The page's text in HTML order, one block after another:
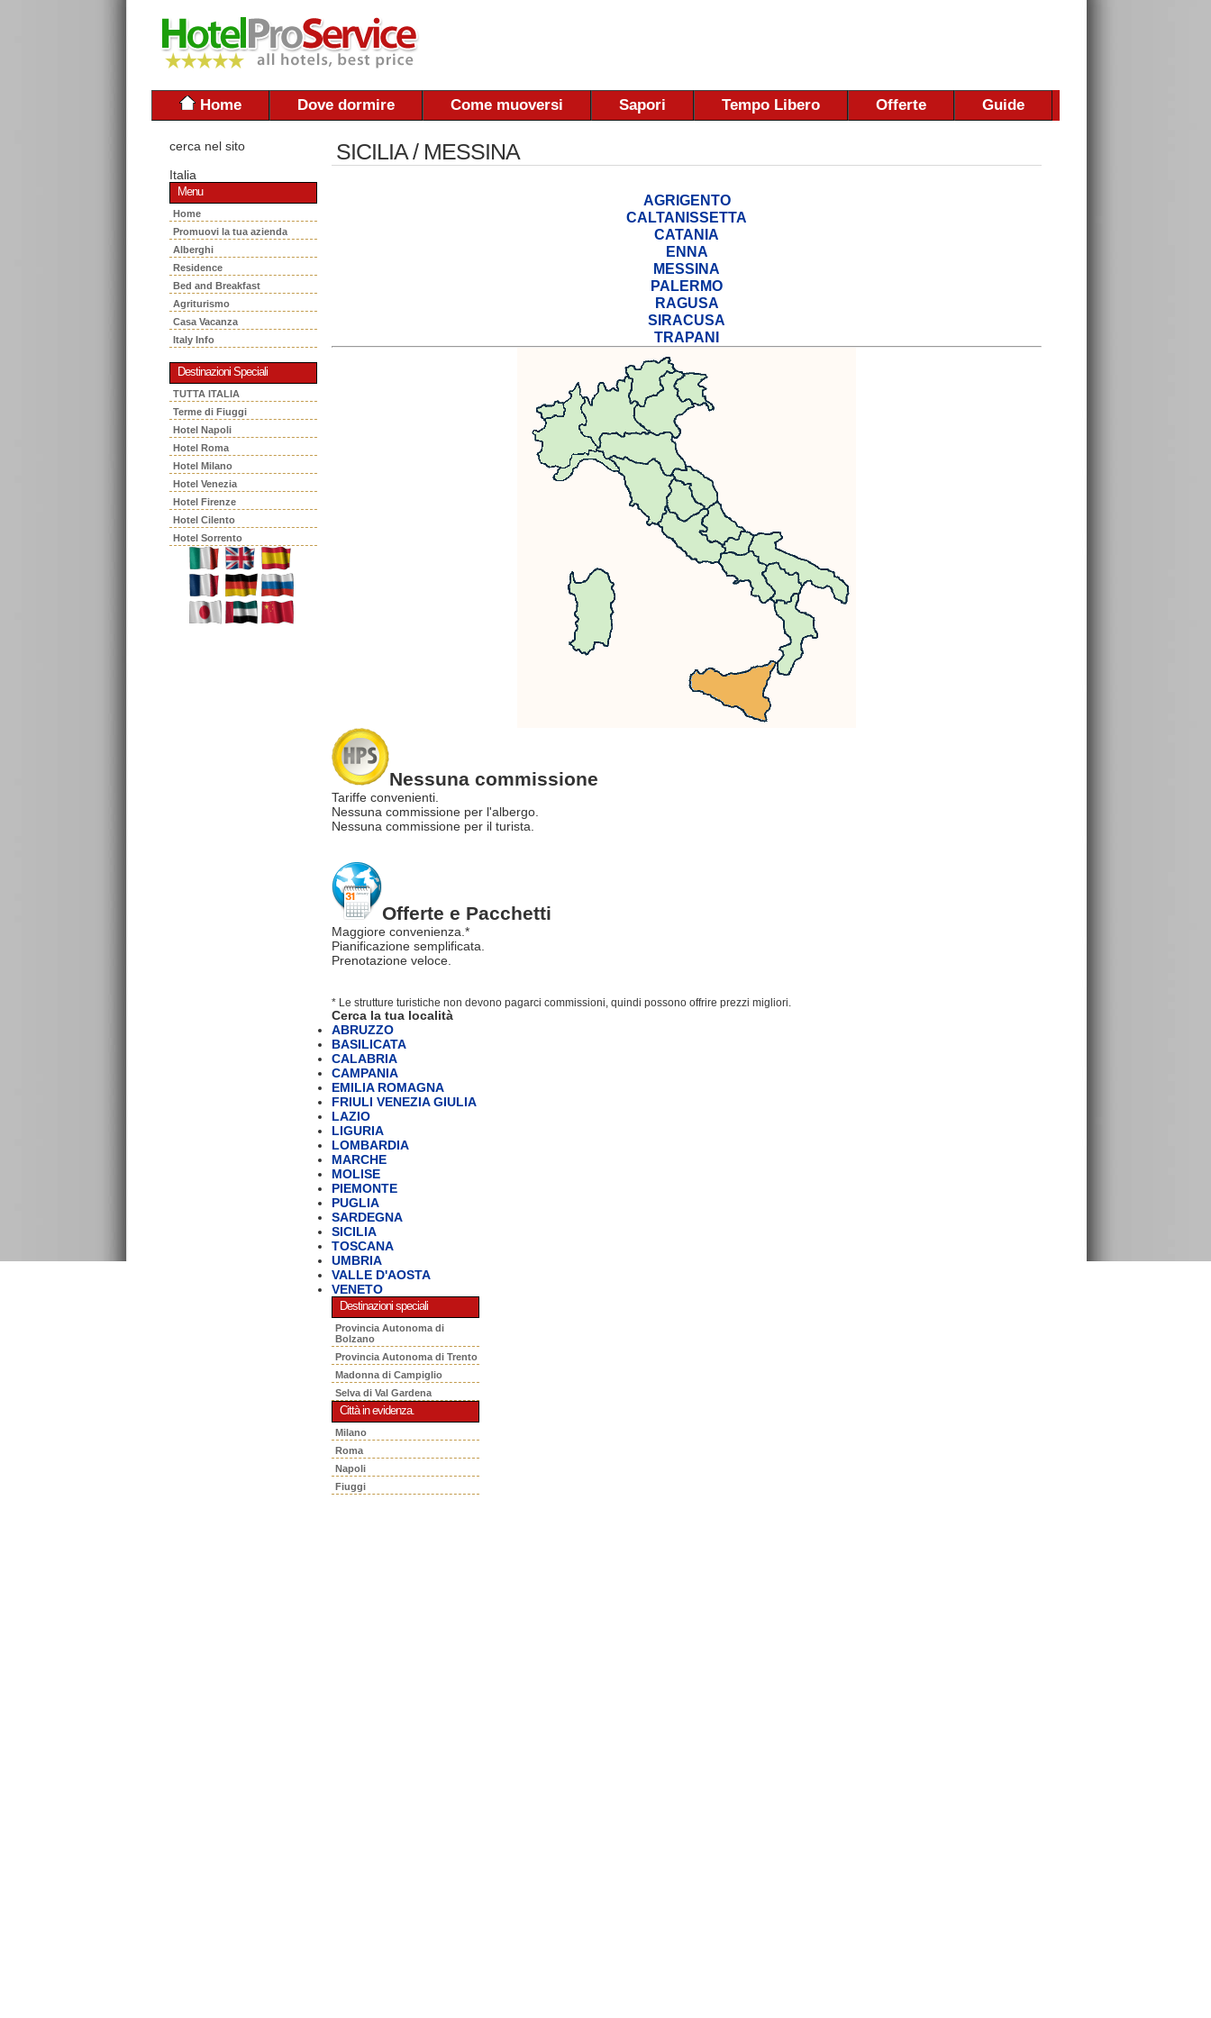
Home Dove dormire Come muoversi Sapori Tempo Libero Offerte Guide
cerca nel sito
Italia
Menu
Home
Promuovi la tua azienda
Alberghi
Residence
Bed and Breakfast
Agriturismo
Casa Vacanza
Italy Info
Destinazioni Speciali
TUTTA ITALIA
Terme di Fiuggi
Hotel Napoli
Hotel Roma
Hotel Milano
Hotel Venezia
Hotel Firenze
Hotel Cilento
Hotel Sorrento
SICILIA / MESSINA
AGRIGENTO
CALTANISSETTA
CATANIA
ENNA
MESSINA
PALERMO
RAGUSA
SIRACUSA
TRAPANI
Nessuna commissione
Tariffe convenienti.
Nessuna commissione per l'albergo.
Nessuna commissione per il turista.
Offerte e Pacchetti
Maggiore convenienza.*
Pianificazione semplificata.
Prenotazione veloce.
* Le strutture turistiche non devono pagarci commissioni, quindi possono offrire prezzi migliori.
Cerca la tua località
ABRUZZO
BASILICATA
CALABRIA
CAMPANIA
EMILIA ROMAGNA
FRIULI VENEZIA GIULIA
LAZIO
LIGURIA
LOMBARDIA
MARCHE
MOLISE
PIEMONTE
PUGLIA
SARDEGNA
SICILIA
TOSCANA
UMBRIA
VALLE D'AOSTA
VENETO
Destinazioni speciali
Provincia Autonoma di
Bolzano
Provincia Autonoma di Trento
Madonna di Campiglio
Selva di Val Gardena
Città in evidenza.
Milano
Roma
Napoli
Fiuggi